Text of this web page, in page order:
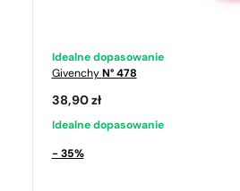
Idealne dopasowanie
Givenchy N° 478
38,90 zł
Idealne dopasowanie
- 35%